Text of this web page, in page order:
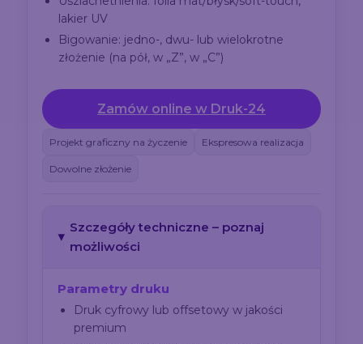
lakier UV
Bigowanie: jedno-, dwu- lub wielokrotne
złożenie (na pół, w „Z”, w „C”)
Zamów online w Druk-24
Projekt graficzny na życzenie Ekspresowa realizacja
Dowolne złożenie
Szczegóły techniczne – poznaj
możliwości
Parametry druku
Druk cyfrowy lub offsetowy w jakości
premium